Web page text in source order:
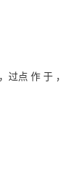
过点 作 于 ，